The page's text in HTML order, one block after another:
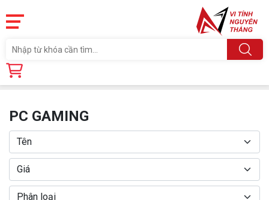
Trang chủ
PC GAMING